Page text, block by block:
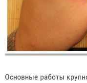
Основные работы